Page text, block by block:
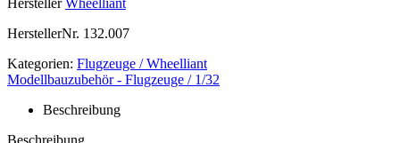
Hersteller Wheelliant
HerstellerNr. 132.007
Kategorien: Flugzeuge / Wheelliant
Modellbauzubehör - Flugzeuge / 1/32
Beschreibung